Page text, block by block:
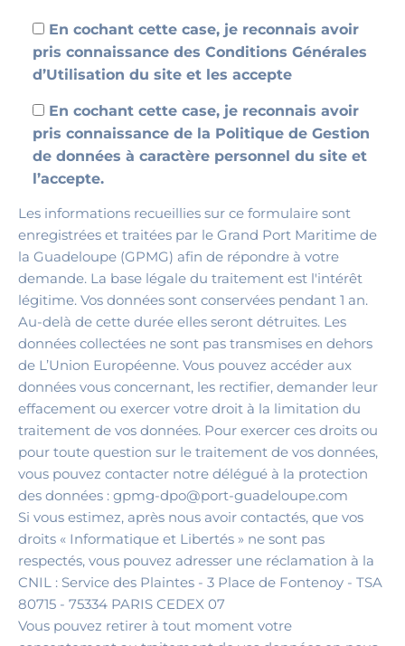
En cochant cette case, je reconnais avoir
pris connaissance des Conditions Générales
d’Utilisation du site et les accepte
En cochant cette case, je reconnais avoir
pris connaissance de la Politique de Gestion
de données à caractère personnel du site et
l’accepte.
Les informations recueillies sur ce formulaire sont
enregistrées et traitées par le Grand Port Maritime de
la Guadeloupe (GPMG) afin de répondre à votre
demande. La base légale du traitement est l'intérêt
légitime. Vos données sont conservées pendant 1 an.
Au-delà de cette durée elles seront détruites. Les
données collectées ne sont pas transmises en dehors
de L’Union Européenne. Vous pouvez accéder aux
données vous concernant, les rectifier, demander leur
effacement ou exercer votre droit à la limitation du
traitement de vos données. Pour exercer ces droits ou
pour toute question sur le traitement de vos données,
vous pouvez contacter notre délégué à la protection
des données : gpmg-dpo@port-guadeloupe.com
Si vous estimez, après nous avoir contactés, que vos
droits « Informatique et Libertés » ne sont pas
respectés, vous pouvez adresser une réclamation à la
CNIL : Service des Plaintes - 3 Place de Fontenoy - TSA
80715 - 75334 PARIS CEDEX 07
Vous pouvez retirer à tout moment votre